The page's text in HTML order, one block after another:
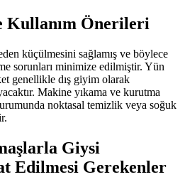
Kullanım Önerileri
küçülmesini sağlamış ve böylece
sorunları minimize edilmiştir. Yün
genellikle dış giyim olarak
Makine yıkama ve kurutma
noktasal temizlik veya soğuk
Giysi
Edilmesi Gerekenler